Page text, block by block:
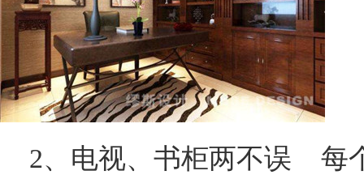
2、电视、书柜两不误 每